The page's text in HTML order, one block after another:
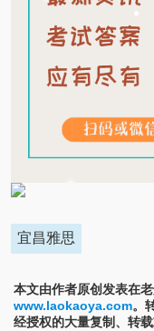
宜昌雅思
本文由作者原创发表在
www.laokaoya.com。
经授权的大量复制、转